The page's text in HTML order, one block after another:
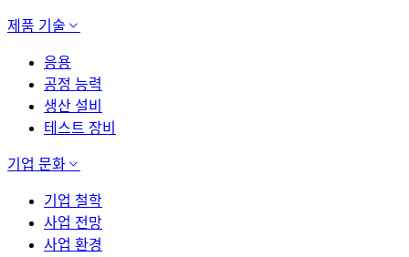
제품 기술
응용
공정 능력
생산 설비
테스트 장비
기업 문화
기업 철학
사업 전망
사업 환경